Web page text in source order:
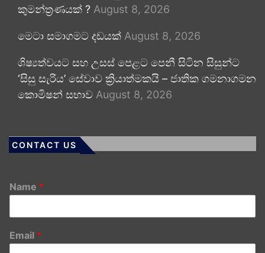
කුමන්ත්‍රණයක් ? August 8, 2026
මෙටා සමාගමට දඩයක් August 8, 2026
ශිෂ්‍යත්වයට සහ උසස් පෙළට පෙනී සිටින සිසුන්ට
‘සිසු සැරිය’ සේවාව ක්‍රියාත්මකයි – ජාතික ගමනාගමන
කොමිෂන් සභාව August 8, 2026
CONTACT US
Name *
Email *